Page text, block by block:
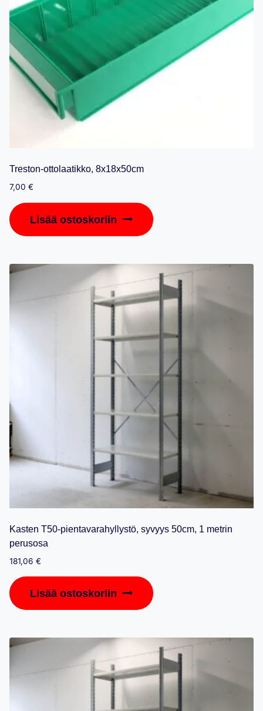
Treston-ottolaatikko, 8x18x50cm
7,00 €
Lisää ostoskoriin
Kasten T50-pientavarahyllystö, syvyys 50cm, 1 metrin
perusosa
181,06 €
Lisää ostoskoriin